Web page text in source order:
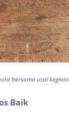
bersama usai
Baik